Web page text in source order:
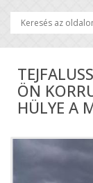
ÖN
HÜLYE A